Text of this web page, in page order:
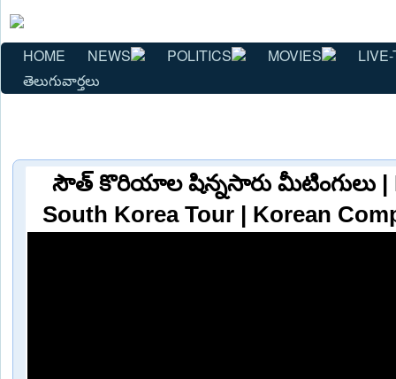
HOME NEWS POLITICS MOVIES
తెలుగువార్తలు
సౌత్ కొరియాల షిన్నసారు మీటింగులు |
South Korea Tour | Korean